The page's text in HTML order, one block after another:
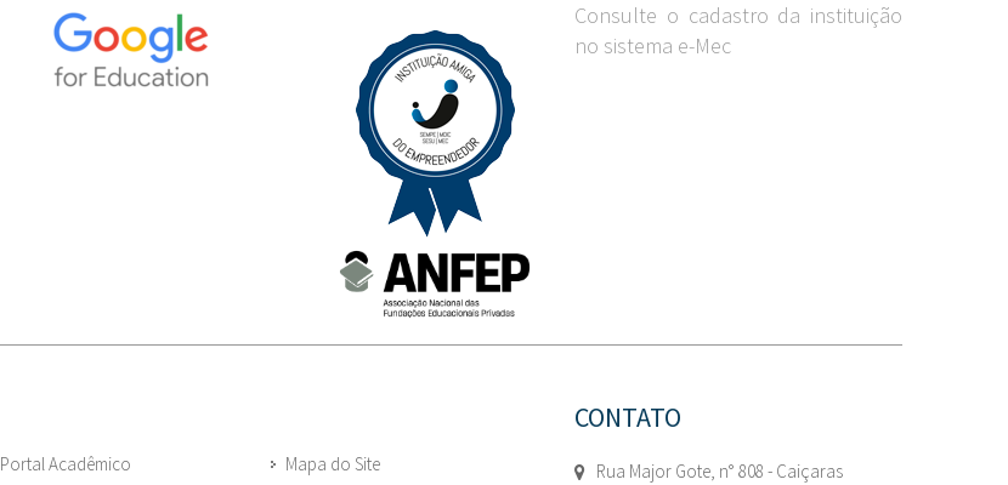
Consulte o cadastro da instituição
no sistema e-Mec
Portal Acadêmico
Mapa do Site
CONTATO
Rua Major Gote, n° 808 - Caiçaras